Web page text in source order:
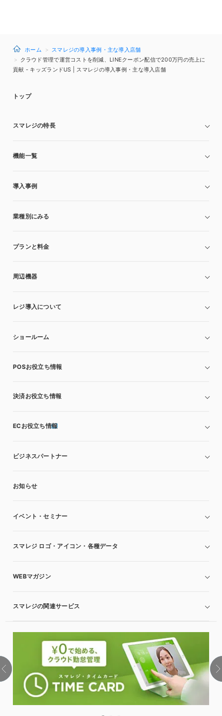
ホーム
スマレジの導入事例・主な導入店舗
クラウド管理で運営コストを削減、LINEクーポン配信で200万円の売上に
貢献 - キッズランドUS | スマレジの導入事例・主な導入店舗
トップ
スマレジの特長
機能一覧
導入事例
業種別にみる
プランと料金
周辺機器
レジ導入について
ショールーム
POSお役立ち情報
決済お役立ち情報
ECお役立ち情報
ビジネスパートナー
お知らせ
イベント・セミナー
スマレジ ロゴ・アイコン・各種データ
WEBマガジン
スマレジの関連サービス